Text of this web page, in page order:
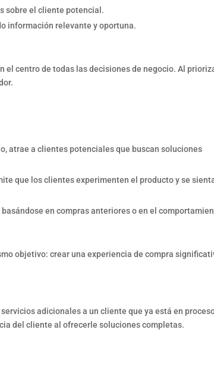
sobre el cliente potencial.
información relevante y oportuna.
el centro de todas las decisiones de negocio. Al
atrae a clientes potenciales que buscan soluciones
que los clientes experimenten el producto y se
en compras anteriores o en el
objetivo: crear una experiencia de compra
adicionales a un cliente que ya está en
del cliente al ofrecerle soluciones completas.